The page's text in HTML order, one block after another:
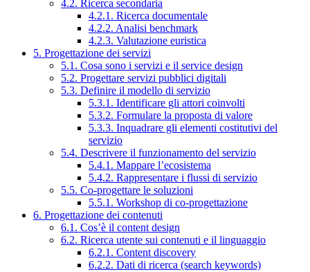
4.2. Ricerca secondaria
4.2.1. Ricerca documentale
4.2.2. Analisi benchmark
4.2.3. Valutazione euristica
5. Progettazione dei servizi
5.1. Cosa sono i servizi e il service design
5.2. Progettare servizi pubblici digitali
5.3. Definire il modello di servizio
5.3.1. Identificare gli attori coinvolti
5.3.2. Formulare la proposta di valore
5.3.3. Inquadrare gli elementi costitutivi del
servizio
5.4. Descrivere il funzionamento del servizio
5.4.1. Mappare l’ecosistema
5.4.2. Rappresentare i flussi di servizio
5.5. Co-progettare le soluzioni
5.5.1. Workshop di co-progettazione
6. Progettazione dei contenuti
6.1. Cos’è il content design
6.2. Ricerca utente sui contenuti e il linguaggio
6.2.1. Content discovery
6.2.2. Dati di ricerca (search keywords)